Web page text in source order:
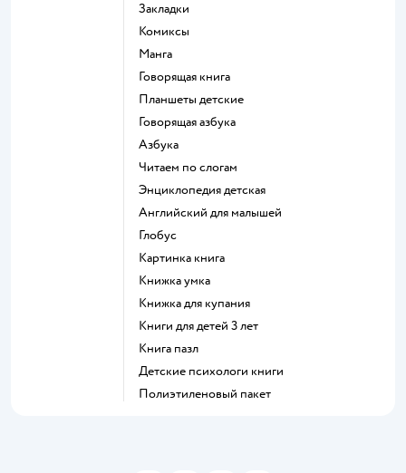
закладки
комиксы
манга
говорящая книга
Планшеты детские
говорящая азбука
азбука
читаем по слогам
энциклопедия детская
английский для малышей
глобус
картинка книга
книжка умка
книжка для купания
книги для детей 3 лет
книга пазл
детские психологи книги
полиэтиленовый пакет